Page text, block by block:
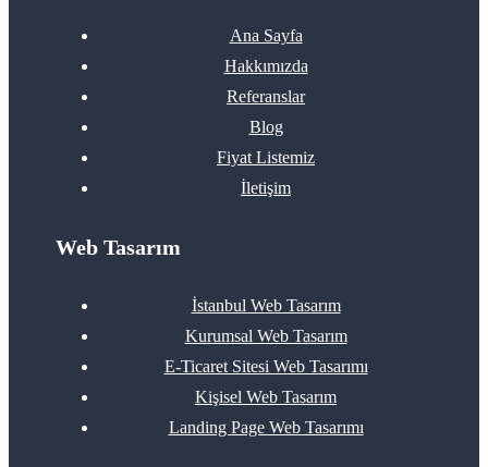
Ana Sayfa
Hakkımızda
Referanslar
Blog
Fiyat Listemiz
İletişim
Web Tasarım
İstanbul Web Tasarım
Kurumsal Web Tasarım
E-Ticaret Sitesi Web Tasarımı
Kişisel Web Tasarım
Landing Page Web Tasarımı